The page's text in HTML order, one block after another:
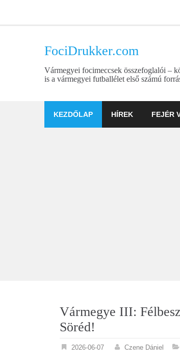
FociDrukker.com
Vármegyei focimeccsek összefoglalói –
is a vármegyei futballélet első számú
KEZDŐLAP HÍREK FEJÉR
Vármegye III:
Söréd!
2026-06-07 Czene Dániel